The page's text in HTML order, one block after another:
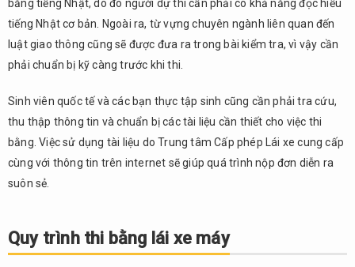
khóa
học
4.
bằng
lái
4.
Chuyển
đổi
lái xe
nước
bằng tiếng Nhật, do đó người dự thi cần phải có khả năng đọc hiểu
tiếng Nhật cơ bản. Ngoài ra, từ vựng chuyên ngành liên quan đến
luật giao thông cũng sẽ được đưa ra trong bài kiểm tra, vì vậy cần
phải chuẩn bị kỹ càng trước khi thi.
Sinh viên quốc tế và các bạn thực tập sinh cũng cần phải tra cứu,
thu thập thông tin và chuẩn bị các tài liệu cần thiết cho việc thi
bằng. Việc sử dụng tài liệu do Trung tâm Cấp phép Lái xe cung cấp
cùng với thông tin trên internet sẽ giúp quá trình nộp đơn diễn ra
suôn sẻ.
Quy trình thi bằng lái xe máy